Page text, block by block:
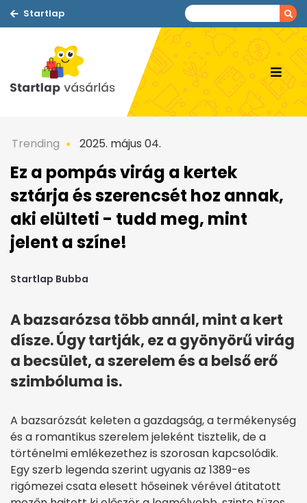
Startlap
Trending 2025. május 04.
Ez a pompás virág a kertek
sztárja és szerencsét hoz annak,
aki elülteti - tudd meg, mint
jelent a színe!
Startlap Bubba
A bazsarózsa több annál, mint a kert
dísze. Úgy tartják, ez a gyönyörű virág
a becsület, a szerelem és a belső erő
szimbóluma is.
A bazsarózsát keleten a gazdagság, a termékenység
és a romantikus szerelem jeleként tisztelik, de a
történelmi emlékezethez is szorosan kapcsolódik.
Egy szerb legenda szerint ugyanis az 1389-es
rigómezei csata elesett hőseinek vérével átitatott